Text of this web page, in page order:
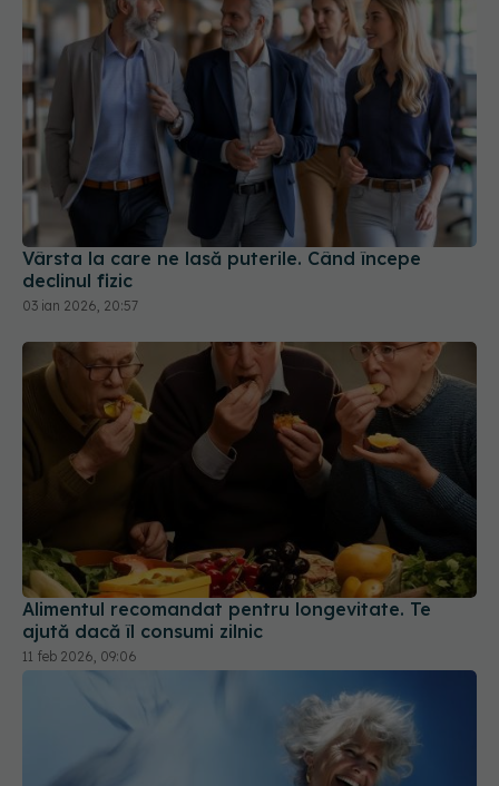
Vârsta la care ne lasă puterile. Când începe
declinul fizic
03 ian 2026, 20:57
Alimentul recomandat pentru longevitate. Te
ajută dacă îl consumi zilnic
11 feb 2026, 09:06